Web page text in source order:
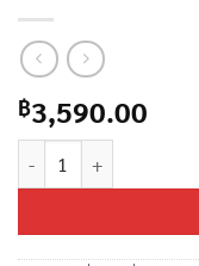
฿3,590.00